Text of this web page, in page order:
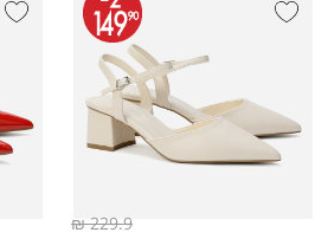
229.9 ₪